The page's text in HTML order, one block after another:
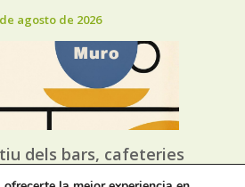
agosto de 2026
dels bars, cafeteries
de Muro